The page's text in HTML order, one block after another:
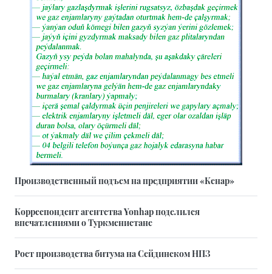
Производственный подъем на предприятии «Кенар»
Корреспондент агентства Yonhap поделился
впечатлениями о Туркменистане
Рост производства битума на Сейдинском НПЗ